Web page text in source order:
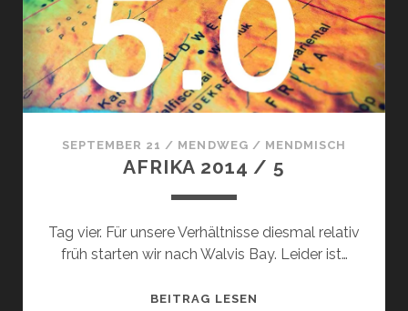
SEPTEMBER 21 / MENDWEG / MENDMISCH
AFRIKA 2014 / 5
Tag vier. Für unsere Verhältnisse diesmal relativ
früh starten wir nach Walvis Bay. Leider ist…
BEITRAG LESEN